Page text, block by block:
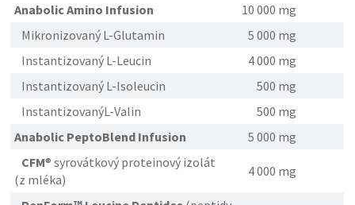
Anabolic Amino Infusion
10 000 mg
Mikronizovaný L-Glutamin
5 000 mg
Instantizovaný L-Leucin
4 000 mg
Instantizovaný L-Isoleucin
500 mg
InstantizovanýL-Valin
500 mg
Anabolic PeptoBlend Infusion
5 000 mg
CFM® syrovátkový proteinový izolát
(z mléka)
4 000 mg